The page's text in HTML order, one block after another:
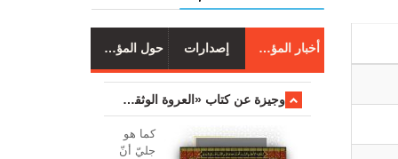
أخبار المؤسسة إصدارات حول المؤسسة
وجیزة عن کتاب «العروة الوثقی والتعلیقات علیها»
کما هو
جليّ أنّ